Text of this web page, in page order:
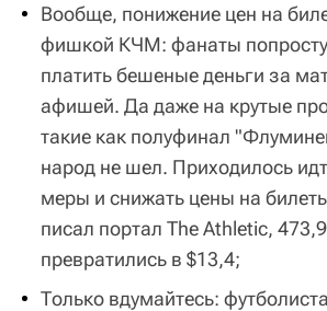
Вообще, понижение цен на
фишкой КЧМ: фанаты попросту
платить бешеные деньги за
афишей. Да даже на крутые
такие как полуфинал
народ не шел. Приходилось
меры и снижать цены на
писал портал The Athletic,
превратились в $13,4;
Только вдумайтесь: